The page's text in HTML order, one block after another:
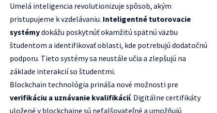
Umelá inteligencia revolutionizuje spôsob, akým
pristupujeme k vzdelávaniu. Inteligentné tutorovacie
systémydokážu poskytnúť okamžitú spätnú väzbu
študentom a identifikovať oblasti, kde potrebujú dodatočnú
podporu. Tieto systémy sa neustále učia a zlepšujú na
základe interakcií so študentmi.
Blockchain technológia prináša nové možnosti pre
verifikáciu a uznávanie kvalifikácií. Digitálne certifikáty
uložené v blockchaine sú nefalšovateľné a umožňujú